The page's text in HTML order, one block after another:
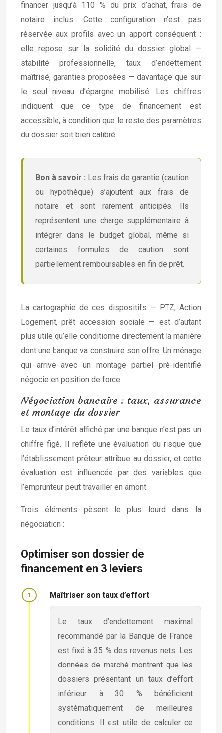
financer jusqu’à 110 % du prix d’achat, frais de
notaire inclus. Cette configuration n’est pas
réservée aux profils avec un apport conséquent :
elle repose sur la solidité du dossier global —
stabilité professionnelle, taux d’endettement
maîtrisé, garanties proposées — davantage que sur
le seul niveau d’épargne mobilisé. Les chiffres
indiquent que ce type de financement est
accessible, à condition que le reste des paramètres
du dossier soit bien calibré.
Bon à savoir : Les frais de garantie (caution
ou hypothèque) s’ajoutent aux frais de
notaire et sont rarement anticipés. Ils
représentent une charge supplémentaire à
intégrer dans le budget global, même si
certaines formules de caution sont
partiellement remboursables en fin de prêt.
La cartographie de ces dispositifs — PTZ, Action
Logement, prêt accession sociale — est d’autant
plus utile qu’elle conditionne directement la manière
dont une banque va construire son offre. Un ménage
qui arrive avec un montage partiel pré-identifié
négocie en position de force.
Négociation bancaire : taux, assurance
et montage du dossier
Le taux d’intérêt affiché par une banque n’est pas un
chiffre figé. Il reflète une évaluation du risque que
l’établissement prêteur attribue au dossier, et cette
évaluation est influencée par des variables que
l’emprunteur peut travailler en amont.
Trois éléments pèsent le plus lourd dans la
négociation :
Optimiser son dossier de
financement en 3 leviers
Maîtriser son taux d’effort
Le taux d’endettement maximal
recommandé par la Banque de France
est fixé à 35 % des revenus nets. Les
données de marché montrent que les
dossiers présentant un taux d’effort
inférieur à 30 % bénéficient
systématiquement de meilleures
conditions. Il est utile de calculer ce